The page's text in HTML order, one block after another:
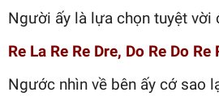
Người ấy là lựa chọn tuyệt vời
Re La Re Re Dre, Do Re Do Re
Ngước nhìn về bên ấy cớ sao